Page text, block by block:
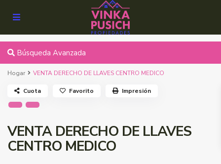
Búsqueda Avanzada
Hogar VENTA DERECHO DE LLAVES CENTRO MEDICO
VENTA DERECHO DE LLAVES
CENTRO MEDICO
Cuota Favorito Impresión